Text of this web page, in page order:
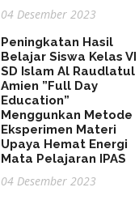
04 Desember 2023
Peningkatan Hasil
Belajar Siswa Kelas VI
SD Islam Al Raudlatul
Amien ”Full Day
Education”
Menggunkan Metode
Eksperimen Materi
Upaya Hemat Energi
Mata Pelajaran IPAS
04 Desember 2023